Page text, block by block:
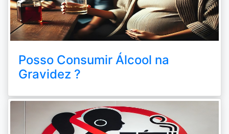
Posso Consumir Álcool na
Gravidez ?